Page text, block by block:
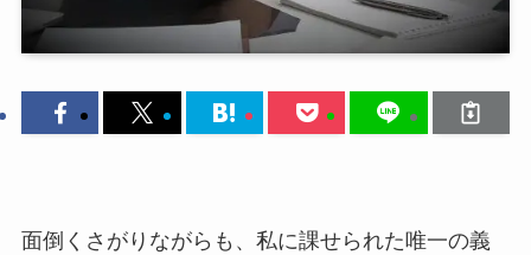
面倒くさがりながらも、私に課せられた唯一の義